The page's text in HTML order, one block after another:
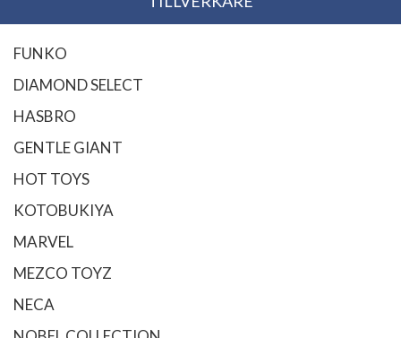
FUNKO
DIAMOND SELECT
HASBRO
GENTLE GIANT
HOT TOYS
KOTOBUKIYA
MARVEL
MEZCO TOYZ
NECA